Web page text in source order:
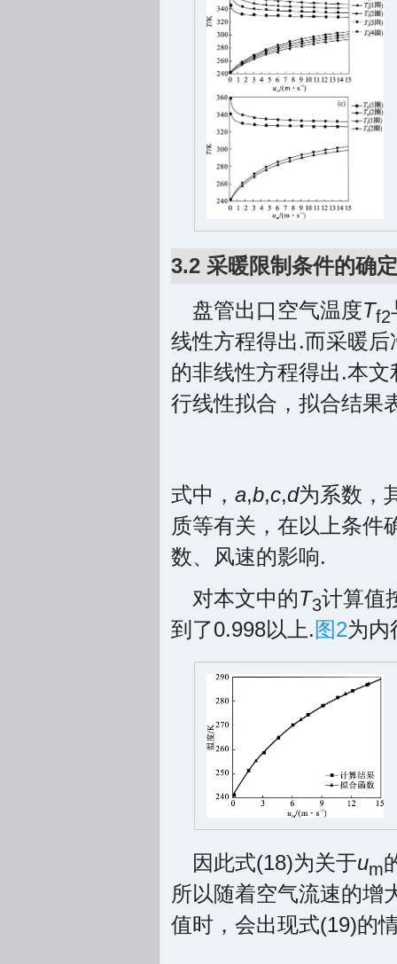
3.2 采暖限制条件的确定
盘管出口空气温度Tf2
线性方程得出.而采暖后
的非线性方程得出.本
行线性拟合，拟合结果
式中， a,b,c,d为系数，
质等有关，在以上条件
数、风速的影响.
对本文中的T3计算值
到了0.998以上.图2为内
因此式(18)为关于um
所以随着空气流速的增
值时，会出现式(19)的